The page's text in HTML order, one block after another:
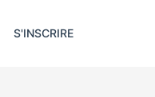
S'INSCRIRE